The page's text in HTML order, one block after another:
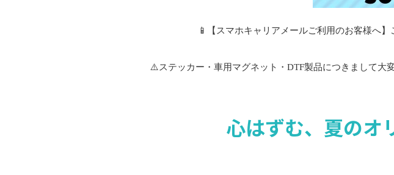
📱【スマホキャリアメールご利用のお客様へ
⚠️ステッカー・車用マグネット・DTF製品につきまして大
心はずむ、夏のオ